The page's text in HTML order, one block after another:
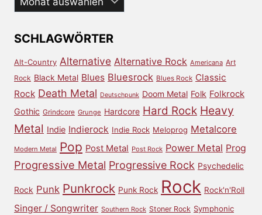
dem
SCHLAGWÖRTER
Alt-Country Alternative Alternative Rock Americana Art
Rock Black Metal Blues Bluesrock Blues Rock Classic
Rock Death Metal Deutschpunk Doom Metal Folk Folkrock
Gothic Grindcore Grunge Hardcore Hard Rock Heavy
Metal Indie Indierock Indie Rock Meloprog Metalcore
Modern Metal Pop Post Metal Post Rock Power Metal Prog
Progressive Metal Progressive Rock Psychedelic
Rock Punk Punkrock Punk Rock Rock Rock'n'Roll
Singer / Songwriter Southern Rock Stoner Rock Symphonic